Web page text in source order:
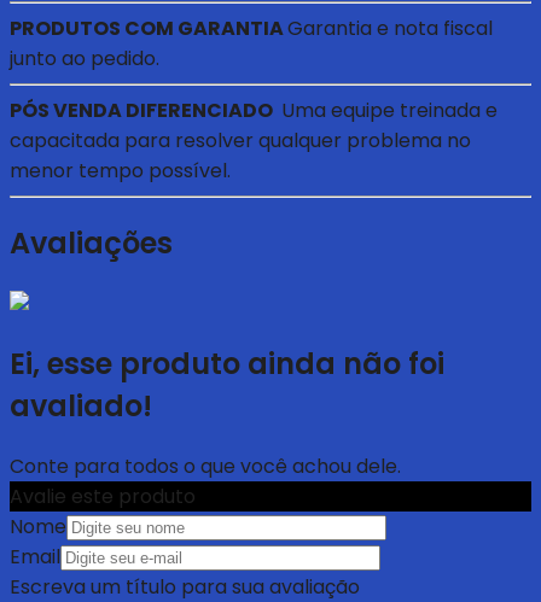
PRODUTOS COM GARANTIAGarantia e nota fiscal
junto ao pedido.
PÓS VENDA DIFERENCIADO Uma equipe treinada e
capacitada para resolver qualquer problema no
menor tempo possível.
Avaliações
Ei, esse produto ainda não foi
avaliado!
Conte para todos o que você achou dele.
Avalie este produto
Nome
Email
Escreva um título para sua avaliação